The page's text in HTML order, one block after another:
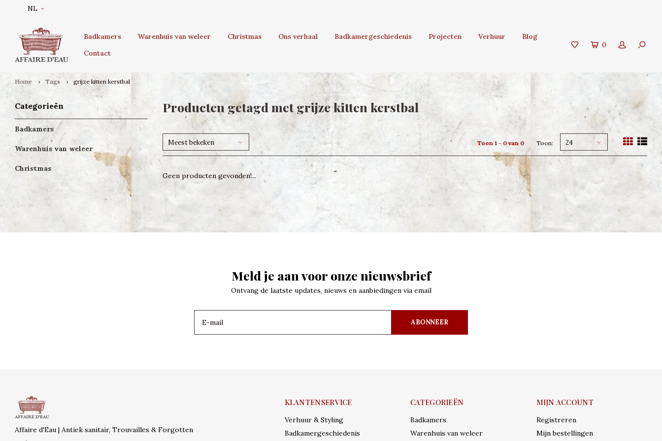
NL
Badkamers Warenhuis van weleer Christmas Ons verhaal Badkamergeschiedenis Projecten Verhuur
Blog
Contact
0
Home Tags grijze kitten kerstbal
Categorieën
Badkamers
Warenhuis van weleer
Christmas
Producten getagd met grijze kitten kerstbal
Meest bekeken Toon 1 - 0 van 0 Toon: 24
Geen producten gevonden!...
Meld je aan voor onze nieuwsbrief
Ontvang de laatste updates, nieuws en aanbiedingen via email
ABONNEER
Affaire d'Eau | Antiek sanitair, Trouvailles & Forgotten
KLANTENSERVICE
Verhuur & Styling
Badkamergeschiedenis
CATEGORIEËN
Badkamers
Warenhuis van weleer
MIJN ACCOUNT
Registreren
Mijn bestellingen